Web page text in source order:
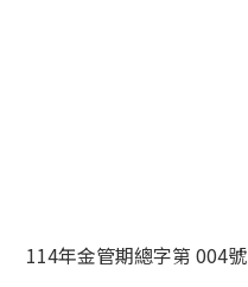
114年金管期總字第 004號